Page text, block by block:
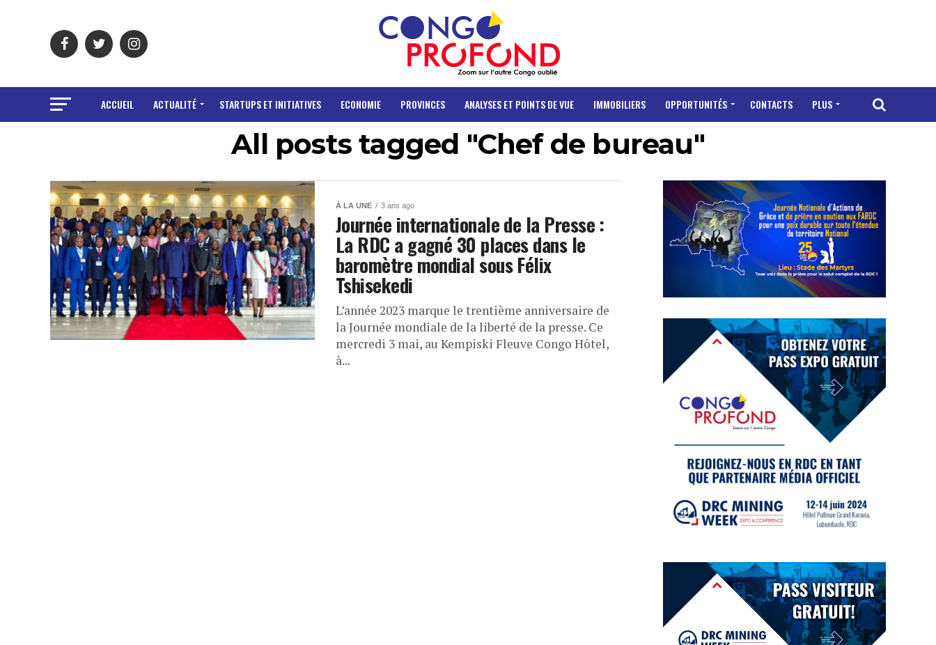
ACCUEIL ACTUALITÉ STARTUPS ET INITIATIVES ECONOMIE PROVINCES ANALYSES ET POINTS DE VUE IMMOBILIERS OPPORTUNITÉS CONTACTS PLUS
All posts tagged "Chef de bureau"
À LA UNE 3 ans ago
Journée internationale de la Presse :
La RDC a gagné 30 places dans le
baromètre mondial sous Félix
Tshisekedi
L’année 2023 marque le trentième anniversaire de
la Journée mondiale de la liberté de la presse. Ce
mercredi 3 mai, au Kempiski Fleuve Congo Hôtel,
à...